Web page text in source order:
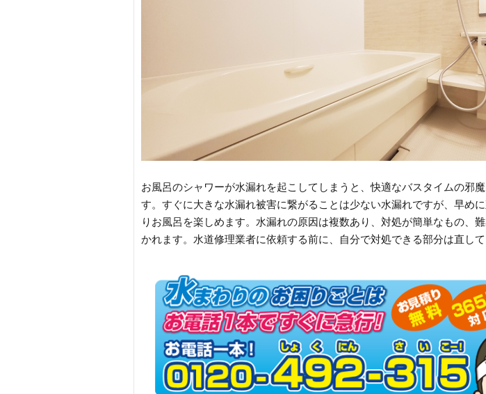
お風呂のシャワーが水漏れを起こしてしまうと、快適なバスタイムの邪
す。すぐに大きな水漏れ被害に繋がることは少ない水漏れですが、早め
りお風呂を楽しめます。水漏れの原因は複数あり、対処が簡単なもの、
かれます。水道修理業者に依頼する前に、自分で対処できる部分は直して